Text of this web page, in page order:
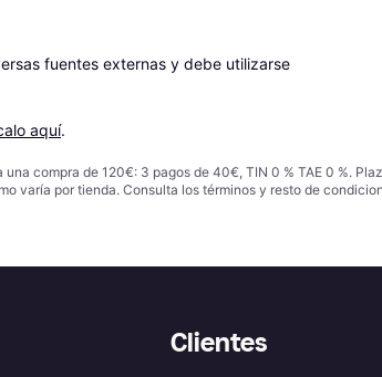
fuentes externas y debe utilizarse
aquí.
compra de 120€: 3 pagos de 40€, TIN 0 % TAE 0 %.
varía por tienda. Consulta los términos y resto de
Clientes